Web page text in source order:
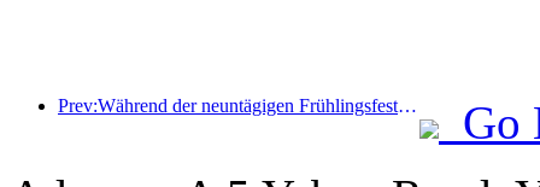
Prev:Während der neuntägigen Frühlingsfesttage werden voraussichtlich mehr als 18 Millionen Menschen ins Land ein- und ausreisen.
Go